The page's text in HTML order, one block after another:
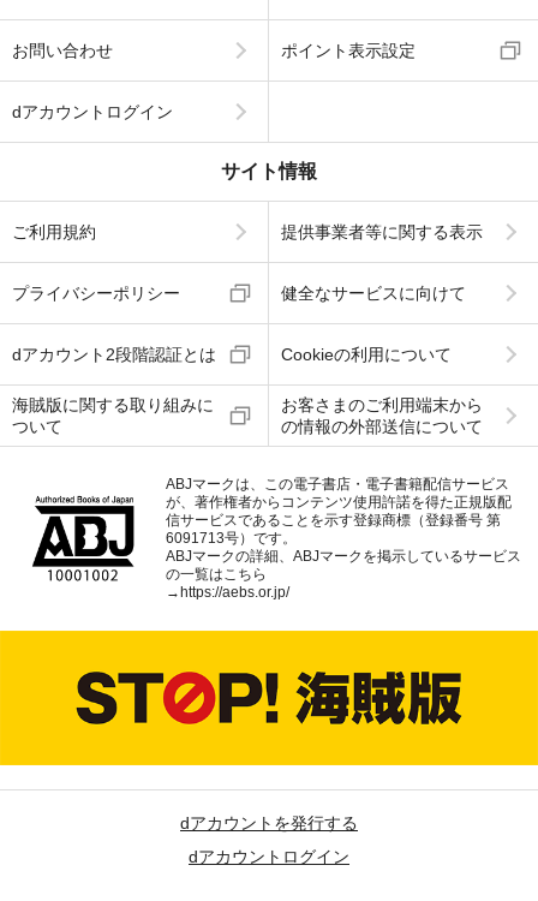
お問い合わせ ポイント表示設定
dアカウントログイン
サイト情報
ご利用規約 提供事業者等に関する表示
プライバシーポリシー 健全なサービスに向けて
dアカウント2段階認証とは Cookieの利用について
海賊版に関する取り組みに
ついて
お客さまのご利用端末から
の情報の外部送信について
ABJマークは、この電子書店・電子書籍配信サービス
が、著作権者からコンテンツ使用許諾を得た正規版配
信サービスであることを示す登録商標（登録番号 第
6091713号）です。
ABJマークの詳細、ABJマークを掲示しているサービス
の一覧はこちら
→ https://aebs.or.jp/
dアカウントを発行する
dアカウントログイン